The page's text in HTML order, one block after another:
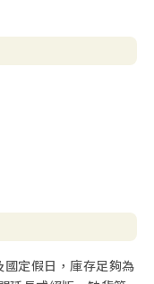
定假日，庫存足夠為